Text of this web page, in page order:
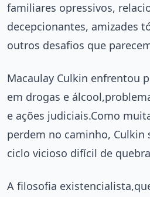
familiares opressivos,
decepcionantes, amizades
outros desafios que
Macaulay Culkin enfrentou
em drogas e
e ações judiciais.Como
perdem no caminho, Culkin
ciclo vicioso difícil de
A filosofia